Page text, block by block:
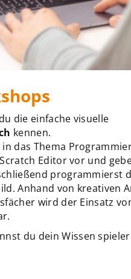
die einfache visuelle
kennen.
das Thema
Editor vor und
programmierst
Anhand von kreativen
wird der Einsatz
du dein Wissen